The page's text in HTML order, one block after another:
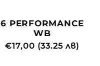
6 PERFORMANCE
WB
Редовна
€17,00 (33.25 лв)